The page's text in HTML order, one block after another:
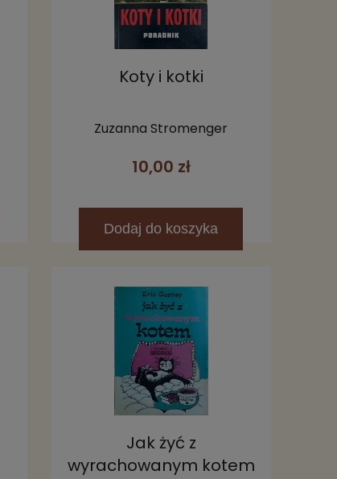
Koty i kotki
Zuzanna Stromenger
10,00 zł
Dodaj do koszyka
Jak żyć z
wyrachowanym kotem